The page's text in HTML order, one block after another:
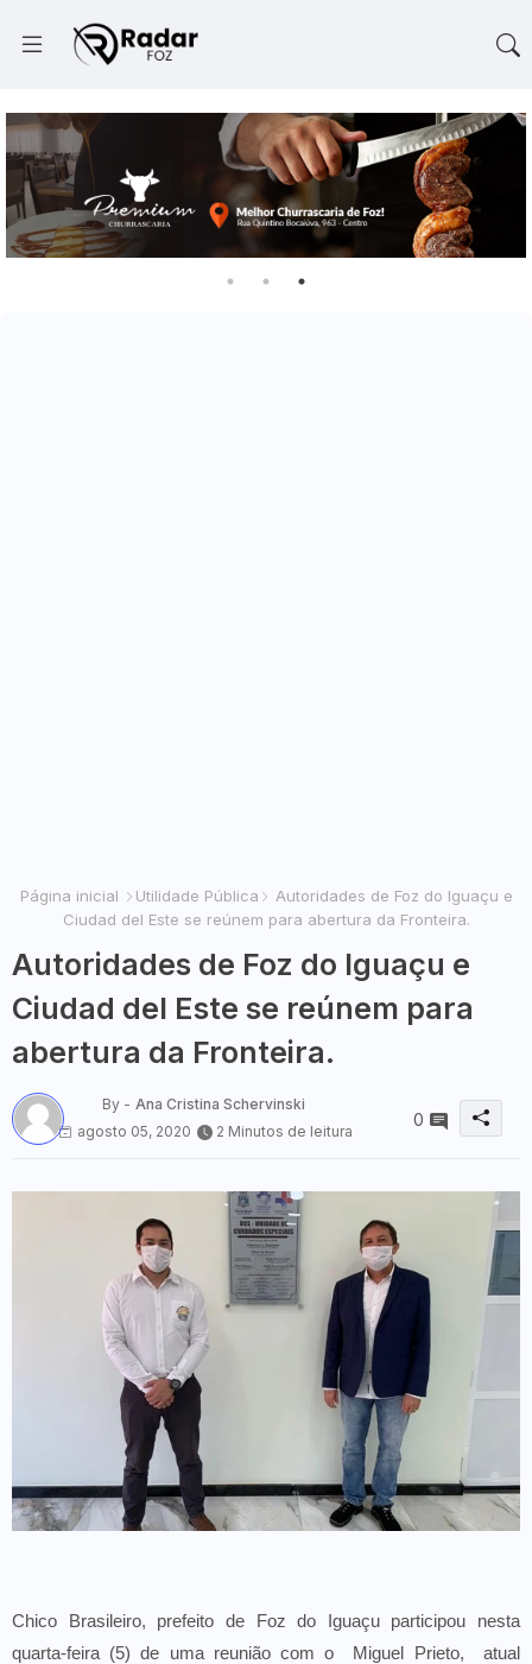
Página inicial Utilidade Pública
Autoridades de Foz do Iguaçu e
Ciudad del Este se reúnem para abertura da Fronteira.
Autoridades de Foz do Iguaçu e
Ciudad del Este se reúnem para
abertura da Fronteira.
By - Ana Cristina Schervinski
agosto 05, 2020
2 Minutos de leitura
0
Chico Brasileiro, prefeito de Foz do Iguaçu participou nesta
quarta-feira (5) de uma reunião com o Miguel Prieto, atual